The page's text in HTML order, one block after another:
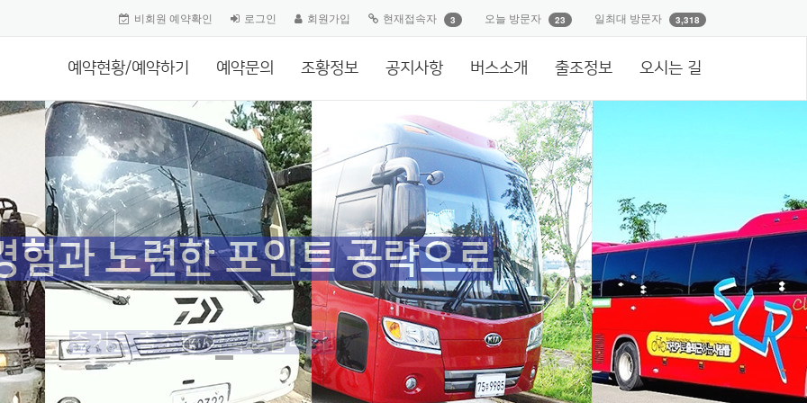
비회원 예약확인 로그인 회원가입 현재접속자 3 오늘 방문자 23 일최대 방문자 3,318
예약현황/예약하기 예약문의 조황정보 공지사항 버스소개 출조정보 오시는 길
험과 노련한 포인트 공략으로
즐거운 출조를 약속드립니다!